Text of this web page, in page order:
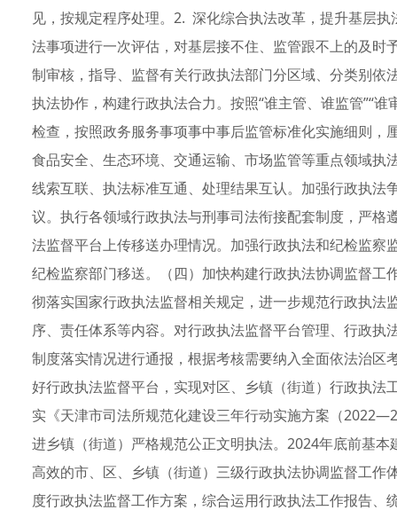
见，按规定程序处理。2. 深化综合执法改革，提升基层
法事项进行一次评估，对基层接不住、监管跟不上的及
制审核，指导、监督有关行政执法部门分区域、分类别
执法协作，构建行政执法合力。按照“谁主管、谁监管”“
检查，按照政务服务事项事中事后监管标准化实施细则，
食品安全、生态环境、交通运输、市场监管等重点领域
线索互联、执法标准互通、处理结果互认。加强行政执
议。执行各领域行政执法与刑事司法衔接配套制度，严
法监督平台上传移送办理情况。加强行政执法和纪检监
纪检监察部门移送。（四）加快构建行政执法协调监督
彻落实国家行政执法监督相关规定，进一步规范行政执
序、责任体系等内容。对行政执法监督平台管理、行政
制度落实情况进行通报，根据考核需要纳入全面依法治
好行政执法监督平台，实现对区、乡镇（街道）行政执
实《天津市司法所规范化建设三年行动实施方案（
进乡镇（街道）严格规范公正文明执法。2024年底前基
高效的市、区、乡镇（街道）三级行政执法协调监督工
度行政执法监督工作方案，综合运用行政执法工作报告